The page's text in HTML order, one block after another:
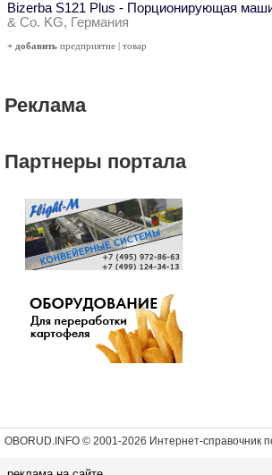
Bizerba S121 Plus - Порционирующая
& Co. KG, Германия
+ добавить предприятие | товар
Реклама
Партнеры портала
OBORUD.INFO © 2001-2026 Интернет-справочник